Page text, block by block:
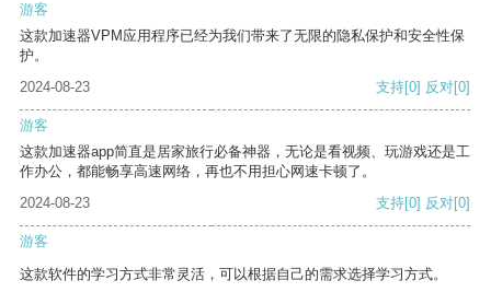
游客
这款加速器VPM应用程序已经为我们带来了无限的隐私保护和安全性保
护。
2024-08-23
支持[0] 反对[0]
游客
这款加速器app简直是居家旅行必备神器，无论是看视频、玩游戏还是工
作办公，都能畅享高速网络，再也不用担心网速卡顿了。
2024-08-23
支持[0] 反对[0]
游客
这款软件的学习方式非常灵活，可以根据自己的需求选择学习方式。